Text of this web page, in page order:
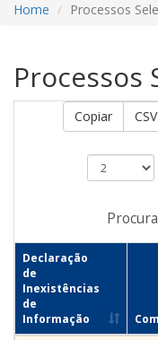
Home Processos
Processos
Copiar CSV
Declaração
de
Inexistências
de
Informação